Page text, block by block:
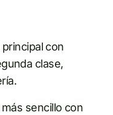
con
clase,
sencillo con